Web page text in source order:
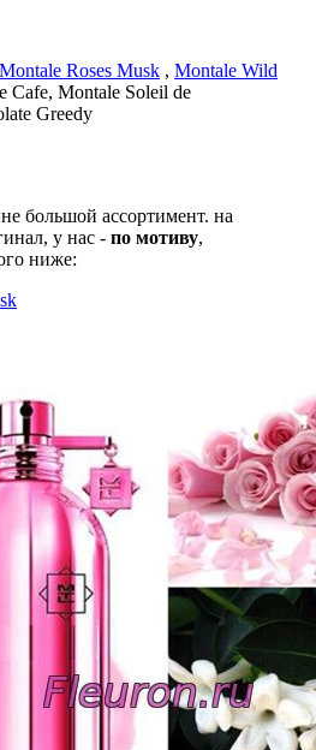
Montale Roses Musk , Montale Wild
Cafe, Montale Soleil de
Greedy
большой ассортимент. на
у нас - по мотиву,
ниже: